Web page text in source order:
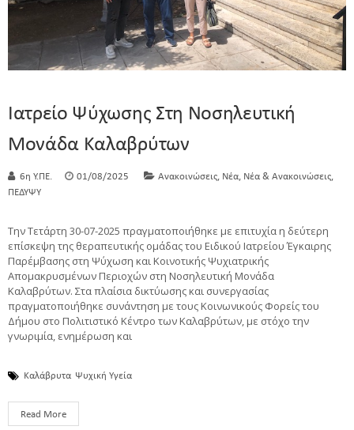
Ιατρείο Ψύχωσης Στη Νοσηλευτική
Μονάδα Καλαβρύτων
6η Υ.ΠΕ. 01/08/2025 Ανακοινώσεις, Νέα, Νέα & Ανακοινώσεις,
ΠΕΔΥΨΥ
Την Τετάρτη 30-07-2025 πραγματοποιήθηκε με επιτυχία η δεύτερη
επίσκεψη της θεραπευτικής ομάδας του Ειδικού Ιατρείου Έγκαιρης
Παρέμβασης στη Ψύχωση και Κοινοτικής Ψυχιατρικής
Απομακρυσμένων Περιοχών στη Νοσηλευτική Μονάδα
Καλαβρύτων. Στα πλαίσια δικτύωσης και συνεργασίας
πραγματοποιήθηκε συνάντηση με τους Κοινωνικούς Φορείς του
Δήμου στο Πολιτιστικό Κέντρο των Καλαβρύτων, με στόχο την
γνωριμία, ενημέρωση και
Καλάβρυτα Ψυχική Υγεία
Read More